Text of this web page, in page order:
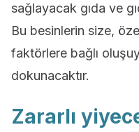
sağlayacak gıda ve
Bu besinlerin size,
faktörlere bağlı
dokunacaktır.
Zararlı